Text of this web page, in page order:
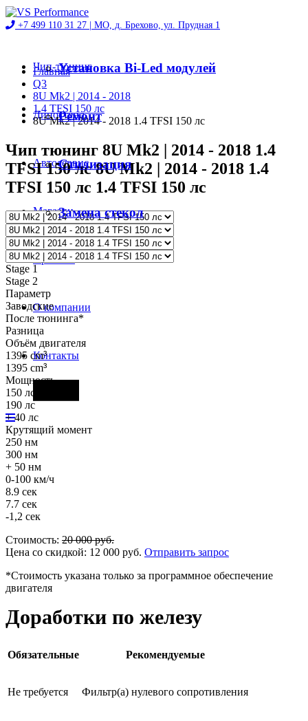
+7 499 110 31 27 | МО, д. Брехово, ул. Прудная 1
Чип-тюнинг
Диностенд
Автосервис
Магазин
Проекты
О компании
Контакты
Установка Bi-Led модулей
Ремонт
Стилизация
Замена стекол
Главная
Q3
8U Mk2 | 2014 - 2018
1.4 TFSI 150 лс
8U Mk2 | 2014 - 2018 1.4 TFSI 150 лс
Чип тюнинг 8U Mk2 | 2014 - 2018 1.4
TFSI 150 лс 8U Mk2 | 2014 - 2018 1.4
TFSI 150 лс 1.4 TFSI 150 лс
Stage 1
Stage 2
Параметр
Заводские
После тюнинга*
Разница
Объём двигателя
1395 cm³
1395 cm³
Мощность
150 лс
190 лс
+ 40 лс
Крутящий момент
250 нм
300 нм
+ 50 нм
0-100 км/ч
8.9 сек
7.7 сек
-1,2 сек
Стоимость: 20 000руб.
Цена со скидкой: 12 000 руб. Отправить запрос
*Стоимость указана только за программное обеспечение
двигателя
Доработки по железу
Обязательные Рекомендуемые
Не требуется Фильтр(а) нулевого сопротивления